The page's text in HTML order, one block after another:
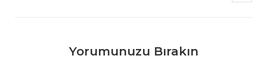
Yorumunuzu Bırakın